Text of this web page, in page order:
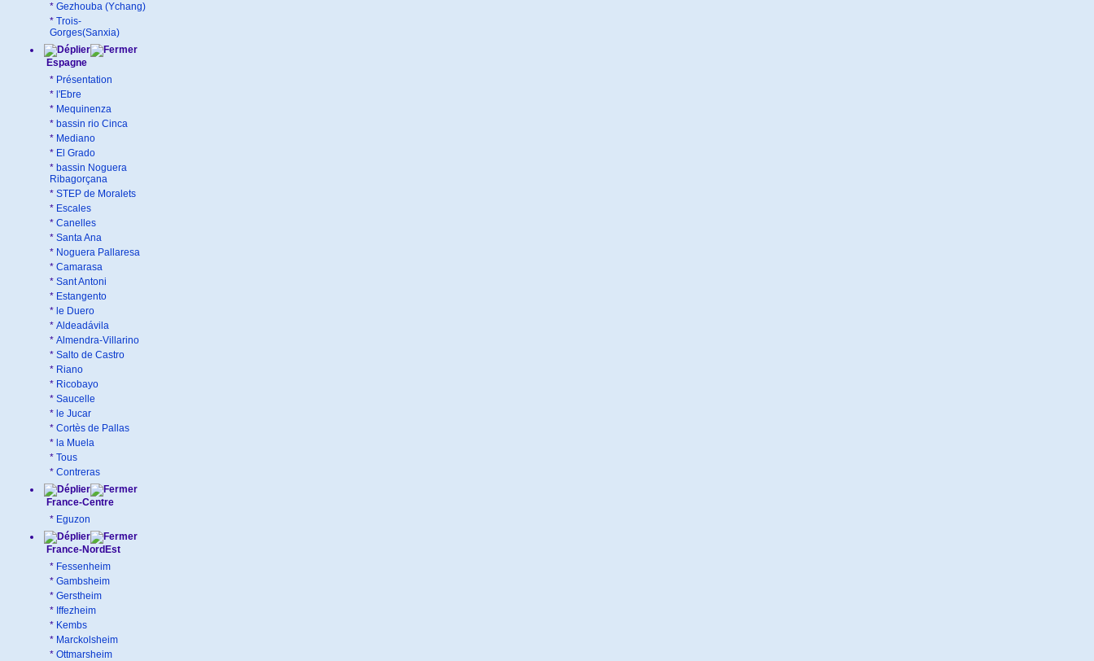
* Gezhouba (Ychang)
* Trois-
Gorges(Sanxia)
Espagne
* Présentation
* l'Ebre
* Mequinenza
* bassin rio Cinca
* Mediano
* El Grado
* bassin Noguera
Ribagorçana
* STEP de Moralets
* Escales
* Canelles
* Santa Ana
* Noguera Pallaresa
* Camarasa
* Sant Antoni
* Estangento
* le Duero
* Aldeadávila
* Almendra-Villarino
* Salto de Castro
* Riano
* Ricobayo
* Saucelle
* le Jucar
* Cortès de Pallas
* la Muela
* Tous
* Contreras
France-Centre
* Eguzon
France-NordEst
* Fessenheim
* Gambsheim
* Gerstheim
* Iffezheim
* Kembs
* Marckolsheim
* Ottmarsheim